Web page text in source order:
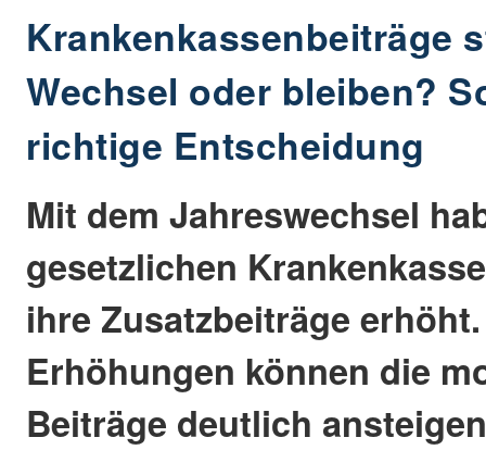
Krankenkassenbeiträge
Wechsel oder bleiben?
richtige Entscheidung
Mit dem Jahreswechsel
gesetzlichen
ihre Zusatzbeiträge
Erhöhungen können die
Beiträge deutlich